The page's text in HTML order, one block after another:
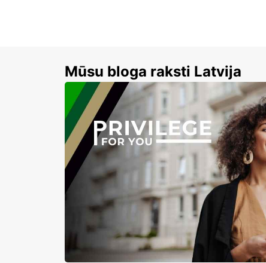
Mūsu bloga raksti Latvija